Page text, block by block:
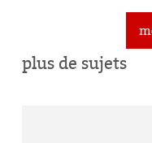
plus de sujets